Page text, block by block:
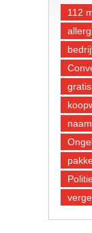
112
gratis